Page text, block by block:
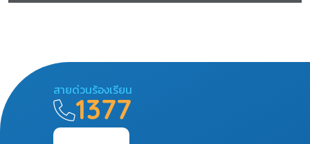
สายด่วนร้องเรียน
1377